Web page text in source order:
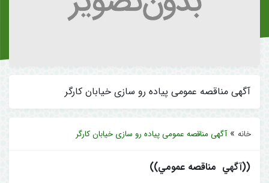
آگهی مناقصه عمومی پیاده رو سازی خیابان کارگر
خانه »آگهی مناقصه عمومی پیاده رو سازی خیابان کارگر
((آگهي مناقصه عمومي))